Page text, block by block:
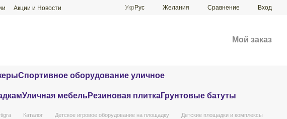
Акции и Новости
Укр Рус Желания Сравнение Вход
Мой заказ
Спортивное оборудование уличное
Уличная мебельРезиновая плиткаГрунтовые батуты
Каталог Детское игровое оборудование на площадку Детские площадки и комплексы